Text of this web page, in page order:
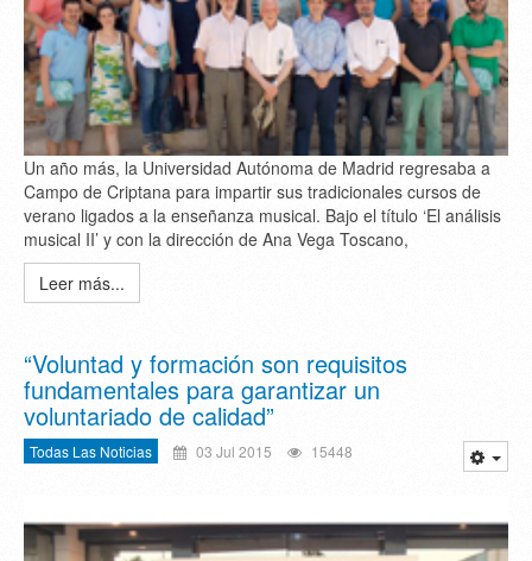
Un año más, la Universidad Autónoma de Madrid regresaba a
Campo de Criptana para impartir sus tradicionales cursos de
verano ligados a la enseñanza musical. Bajo el título ‘El análisis
musical II’ y con la dirección de Ana Vega Toscano,
Leer más...
“Voluntad y formación son requisitos
fundamentales para garantizar un
voluntariado de calidad”
Todas Las Noticias 03 Jul 2015 15448